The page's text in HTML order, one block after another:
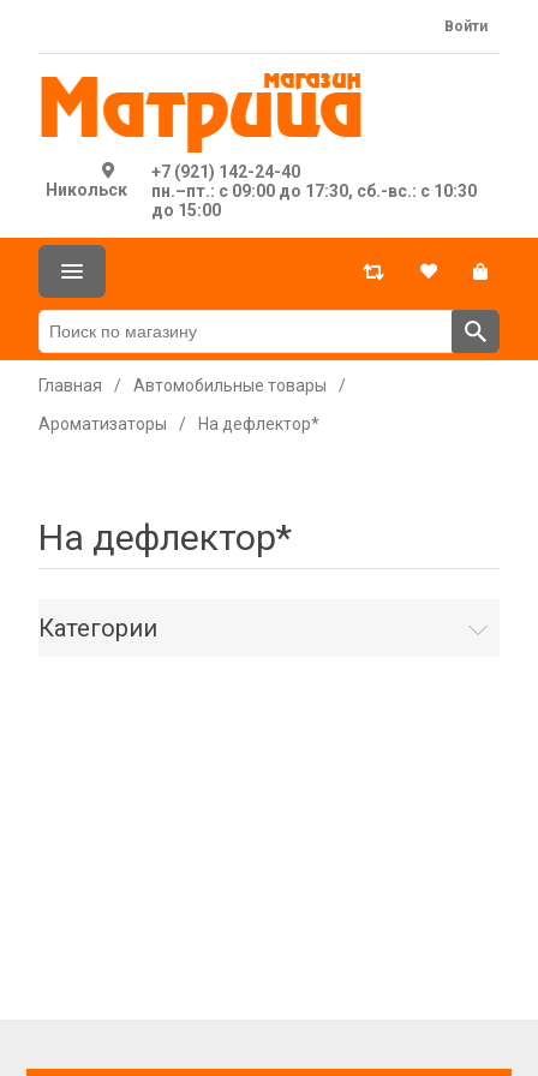
Никольск
+7 (921) 142-24-40
пн.–пт.: с 09:00 до 17:30, сб.-вс.: с 10:30
до 15:00
Войти
Главная / Автомобильные товары
/
Ароматизаторы
/ На дефлектор*
На дефлектор*
Категории